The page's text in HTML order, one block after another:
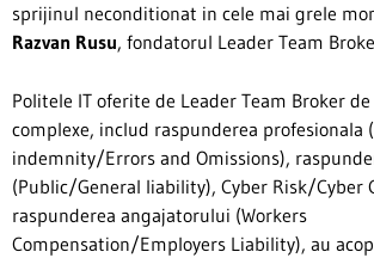
sprijinul neconditionat in cele mai grele
Razvan Rusu, fondatorul Leader Team
Politele IT oferite de Leader Team Broker
complexe, includ raspunderea profesionala
indemnity/Errors and Omissions),
(Public/General liability), Cyber Risk/Cyber
raspunderea angajatorului (Workers
Compensation/Employers Liability), au